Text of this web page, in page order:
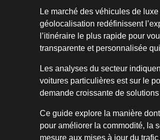
Le marché des véhicules de
géolocalisation redéfinissent
l’itinéraire le plus rapide pour
transparente et personnalisée
Les analyses du secteur
voitures particulières est sur le
demande croissante de
Ce guide explore la manière
pour améliorer la commodité, la
mesure aux mises à jour du